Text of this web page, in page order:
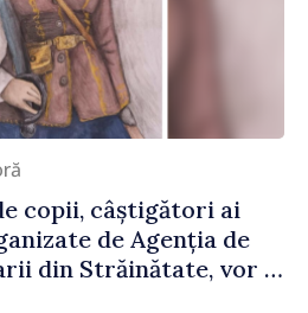
copii, câștigători ai
de Agenția de
din Străinătate, vor fi